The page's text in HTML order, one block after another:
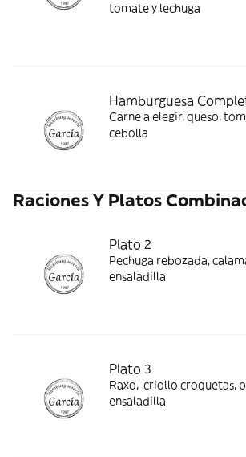
tomate y lechuga
Hamburguesa
Carne a elegir, queso,
cebolla
Raciones Y Platos
Plato 2
Pechuga rebozada,
ensaladilla
Plato 3
Raxo, criollo croquetas,
ensaladilla